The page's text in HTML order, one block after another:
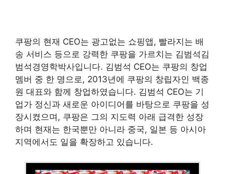
쿠팡의 현재 CEO는 광고없는 쇼핑앱, 빨라지는 배
송 서비스 등으로 강력한 쿠팡을 가르치는 김범석김
범석경영학박사입니다. 김범석 CEO는 쿠팡의 창업
멤버 중 한 명으로, 2013년에 쿠팡의 창립자인 백종
원 대표와 함께 창업하였습니다. 김범석 CEO는 기
업가 정신과 새로운 아이디어를 바탕으로 쿠팡을 성
장시켰으며, 쿠팡은 그의 지도력 아래 급격한 성장
하며 현재는 한국뿐만 아니라 중국, 일본 등 아시아
지역에서도 일을 확장하고 있습니다.